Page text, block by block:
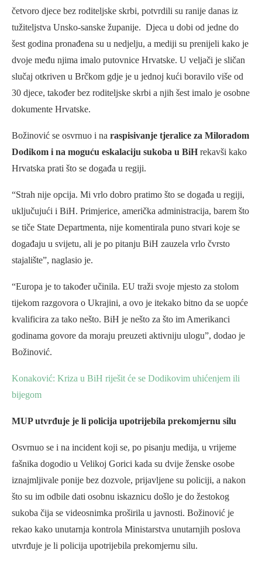
četvoro djece bez roditeljske skrbi, potvrdili su ranije danas iz
tužiteljstva Unsko-sanske županije. Djeca u dobi od jedne do
šest godina pronađena su u nedjelju, a mediji su prenijeli kako je
dvoje među njima imalo putovnice Hrvatske. U veljači je sličan
slučaj otkriven u Brčkom gdje je u jednoj kući boravilo više od
30 djece, također bez roditeljske skrbi a njih šest imalo je osobne
dokumente Hrvatske.
Božinović se osvrnuo i na raspisivanje tjeralice za Miloradom
Dodikom i na moguću eskalaciju sukoba u BiH rekavši kako
Hrvatska prati što se događa u regiji.
“Strah nije opcija. Mi vrlo dobro pratimo što se događa u regiji,
uključujući i BiH. Primjerice, američka administracija, barem što
se tiče State Departmenta, nije komentirala puno stvari koje se
događaju u svijetu, ali je po pitanju BiH zauzela vrlo čvrsto
stajalište”, naglasio je.
“Europa je to također učinila. EU traži svoje mjesto za stolom
tijekom razgovora o Ukrajini, a ovo je itekako bitno da se uopće
kvalificira za tako nešto. BiH je nešto za što im Amerikanci
godinama govore da moraju preuzeti aktivniju ulogu”, dodao je
Božinović.
Konaković: Kriza u BiH riješit će se Dodikovim uhićenjem ili
bijegom
MUP utvrđuje je li policija upotrijebila prekomjernu silu
Osvrnuo se i na incident koji se, po pisanju medija, u vrijeme
fašnika dogodio u Velikoj Gorici kada su dvije ženske osobe
iznajmljivale ponije bez dozvole, prijavljene su policiji, a nakon
što su im odbile dati osobnu iskaznicu došlo je do žestokog
sukoba čija se videosnimka proširila u javnosti. Božinović je
rekao kako unutarnja kontrola Ministarstva unutarnjih poslova
utvrđuje je li policija upotrijebila prekomjernu silu.